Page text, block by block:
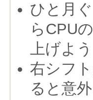
ひと月
らCPU
上げよ
右シフ
ると意